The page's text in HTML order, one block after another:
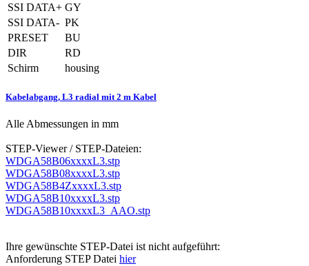
SSI DATA+ GY
SSI DATA- PK
PRESET
BU
DIR
RD
Schirm
housing
Kabelabgang, L3 radial mit 2 m Kabel
Alle Abmessungen in mm
STEP-Viewer / STEP-Dateien:
WDGA58B06xxxxL3.stp
WDGA58B08xxxxL3.stp
WDGA58B4ZxxxxL3.stp
WDGA58B10xxxxL3.stp
WDGA58B10xxxxL3_AAO.stp
Ihre gewünschte STEP-Datei ist nicht aufgeführt:
Anforderung STEP Datei hier